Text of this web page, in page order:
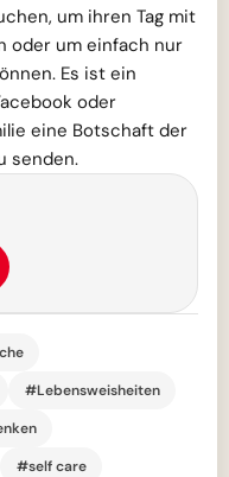
um ihren Tag mit
oder um einfach nur
Es ist ein
oder
eine Botschaft der
senden.
#Lebensweisheiten
#self care